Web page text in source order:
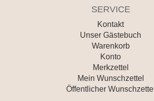
SERVICE
Kontakt
Unser Gästebuch
Warenkorb
Konto
Merkzettel
Mein Wunschzettel
Öffentlicher Wunschzettel